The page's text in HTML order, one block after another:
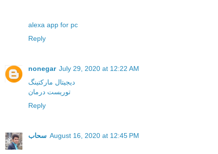
alexa app for pc
Reply
nonegar July 29, 2020 at 12:22 AM
دیجیتال مارکتینگ
توریست درمان
Reply
سحاب August 16, 2020 at 12:45 PM